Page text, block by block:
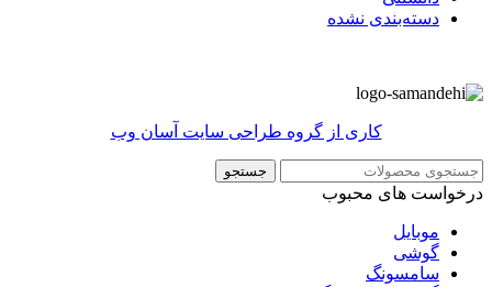
دسته‌بندی نشده
کاری از گروه طراحی سایت آسان وب
جستجو
درخواست های محبوب
موبایل
گوشی
سامسونگ